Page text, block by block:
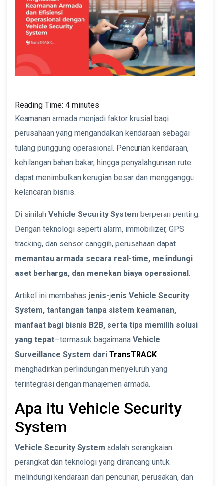
Reading Time: 4 minutes
Keamanan armada menjadi faktor krusial bagi
perusahaan yang mengandalkan kendaraan sebagai
tulang punggung operasional. Pencurian kendaraan,
kehilangan bahan bakar, hingga penyalahgunaan rute
dapat menimbulkan kerugian besar dan mengganggu
kelancaran bisnis.
Di sinilah Vehicle Security System berperan penting.
Dengan teknologi seperti alarm, immobilizer, GPS
tracking, dan sensor canggih, perusahaan dapat
memantau armada secara real-time, melindungi
aset berharga, dan menekan biaya operasional.
Artikel ini membahas jenis-jenis Vehicle Security
System, tantangan tanpa sistem keamanan,
manfaat bagi bisnis B2B, serta tips memilih solusi
yang tepat—termasuk bagaimana Vehicle
Surveillance System dari TransTRACK
menghadirkan perlindungan menyeluruh yang
terintegrasi dengan manajemen armada.
Apa itu Vehicle Security
System
Vehicle Security System adalah serangkaian
perangkat dan teknologi yang dirancang untuk
melindungi kendaraan dari pencurian, perusakan, dan